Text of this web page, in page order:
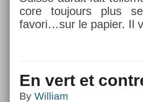
core toujours plus
favori…­sur le papi­er. Il
En vert et
By William